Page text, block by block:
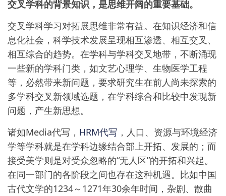
交叉学科的背景知识，是思维开阔的重要基础。
交叉学科学习对拓展思维非常有益。在知识经济和信
息化社会，科学技术发展呈现相互渗透、相互交叉、
相互综合的趋势。在学科与学科交叉地带，不断涌现
一些新的学科门类，如文艺心理学、生物医学工程
等，必然带来新问题，要求研究生在前人尚未探索的
多学科交叉新领域选题，在学科综合和比较中发现新
问题，产生新思想。
诸如Media代写， HRM代写 ，人口、资源与环境经济
学等学科就是在学科边缘结合部上开拓、发展的；而
接受美学则是对受众忽略的“无人区”的开拓和兴起。
在同一部门的各阶段之间也存在这种机遇。比如中国
古代文学的1234～1271年30余年时间，杂剧、散曲